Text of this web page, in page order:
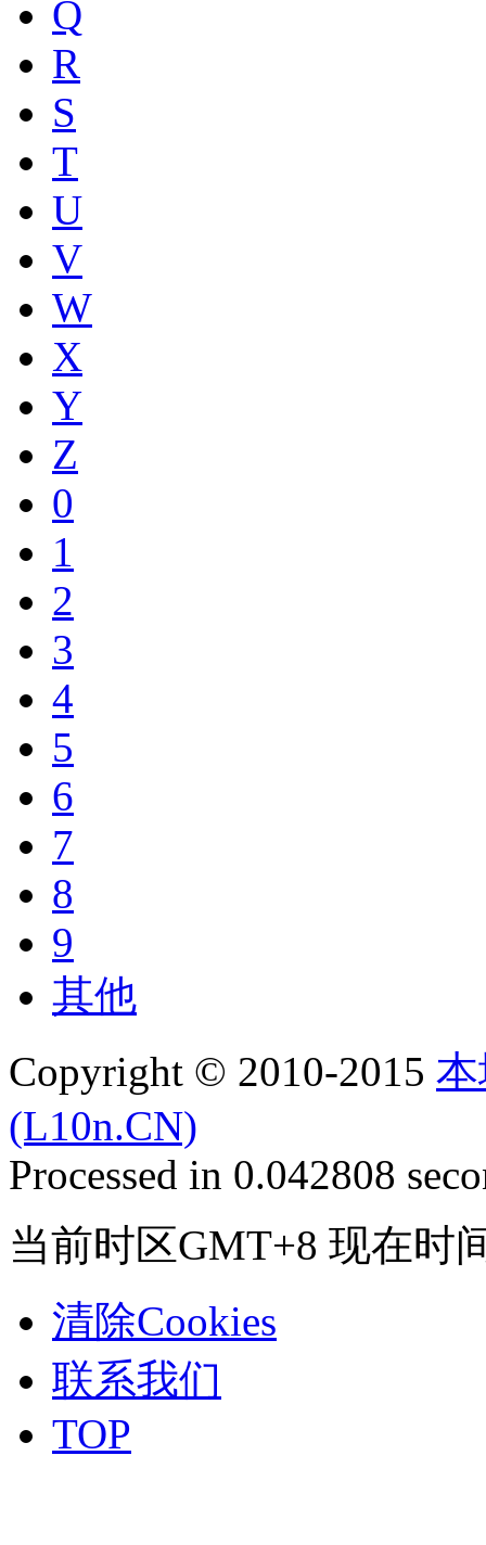
Q
R
S
T
U
V
W
X
Y
Z
0
1
2
3
4
5
6
7
8
9
其他
Copyright © 2010-2015
(L10n.CN)
Processed in 0.042808
当前时区GMT+8 现在时
清除Cookies
联系我们
TOP